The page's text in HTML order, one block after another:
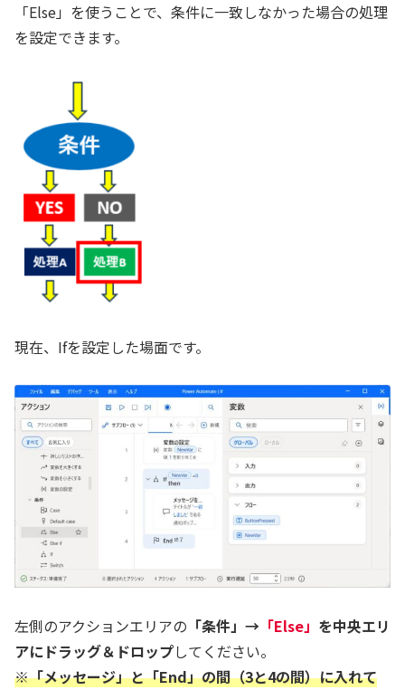
「Else」を使うことで、条件に一致しなかった場合の処理
を設定できます。
現在、Ifを設定した場面です。
左側のアクションエリアの 「条件」→ 「Else」 を中央エリ
アにドラッグ＆ドロップしてください。
※「メッセージ」と「End」の間（3と4の間）に入れて